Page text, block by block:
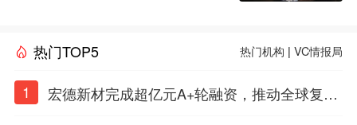
热门TOP5 热门机构 |VC情报局
1
宏德新材完成超亿元A+轮融资，推动全球复合